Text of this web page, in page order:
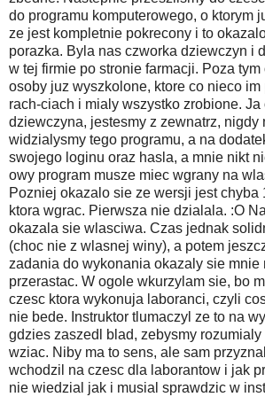
do programu komputerowego, o ktorym
ze jest kompletnie pokrecony i to
porazka. Byla nas czworka dziewczyn i
w tej firmie po stronie farmacji. Poza
osoby juz wyszkolone, ktore co nieco
rach-ciach i mialy wszystko zrobione. Ja
dziewczyna, jestesmy z zewnatrz, nigdy
widzialysmy tego programu, a na
swojego loginu oraz hasla, a mnie nikt
owy program musze miec wgrany na
Pozniej okazalo sie ze wersji jest chyba
ktora wgrac. Pierwsza nie dzialala. :O
okazala sie wlasciwa. Czas jednak
(choc nie z wlasnej winy), a potem
zadania do wykonania okazaly sie mnie
przerastac. W ogole wkurzylam sie, bo
czesc ktora wykonuja laboranci, czyli
nie bede. Instruktor tlumaczyl ze to na
gdzies zaszedl blad, zebysmy
wziac. Niby ma to sens, ale sam
wchodzil na czesc dla laborantow i jak
nie wiedzial jak i musial sprawdzic w